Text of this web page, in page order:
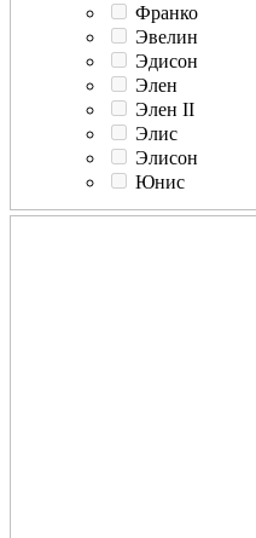
Франко
Эвелин
Эдисон
Элен
Элен II
Элис
Элисон
Юнис